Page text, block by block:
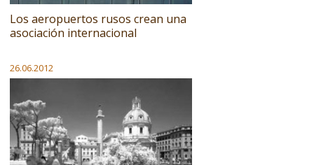
Los aeropuertos rusos crean una
asociación internacional
26.06.2012